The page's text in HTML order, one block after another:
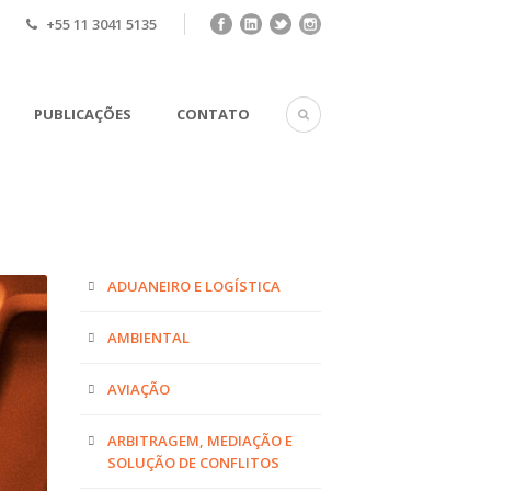
+55 11 3041 5135
PUBLICAÇÕES CONTATO
ADUANEIRO E LOGÍSTICA
AMBIENTAL
AVIAÇÃO
ARBITRAGEM, MEDIAÇÃO E
SOLUÇÃO DE CONFLITOS